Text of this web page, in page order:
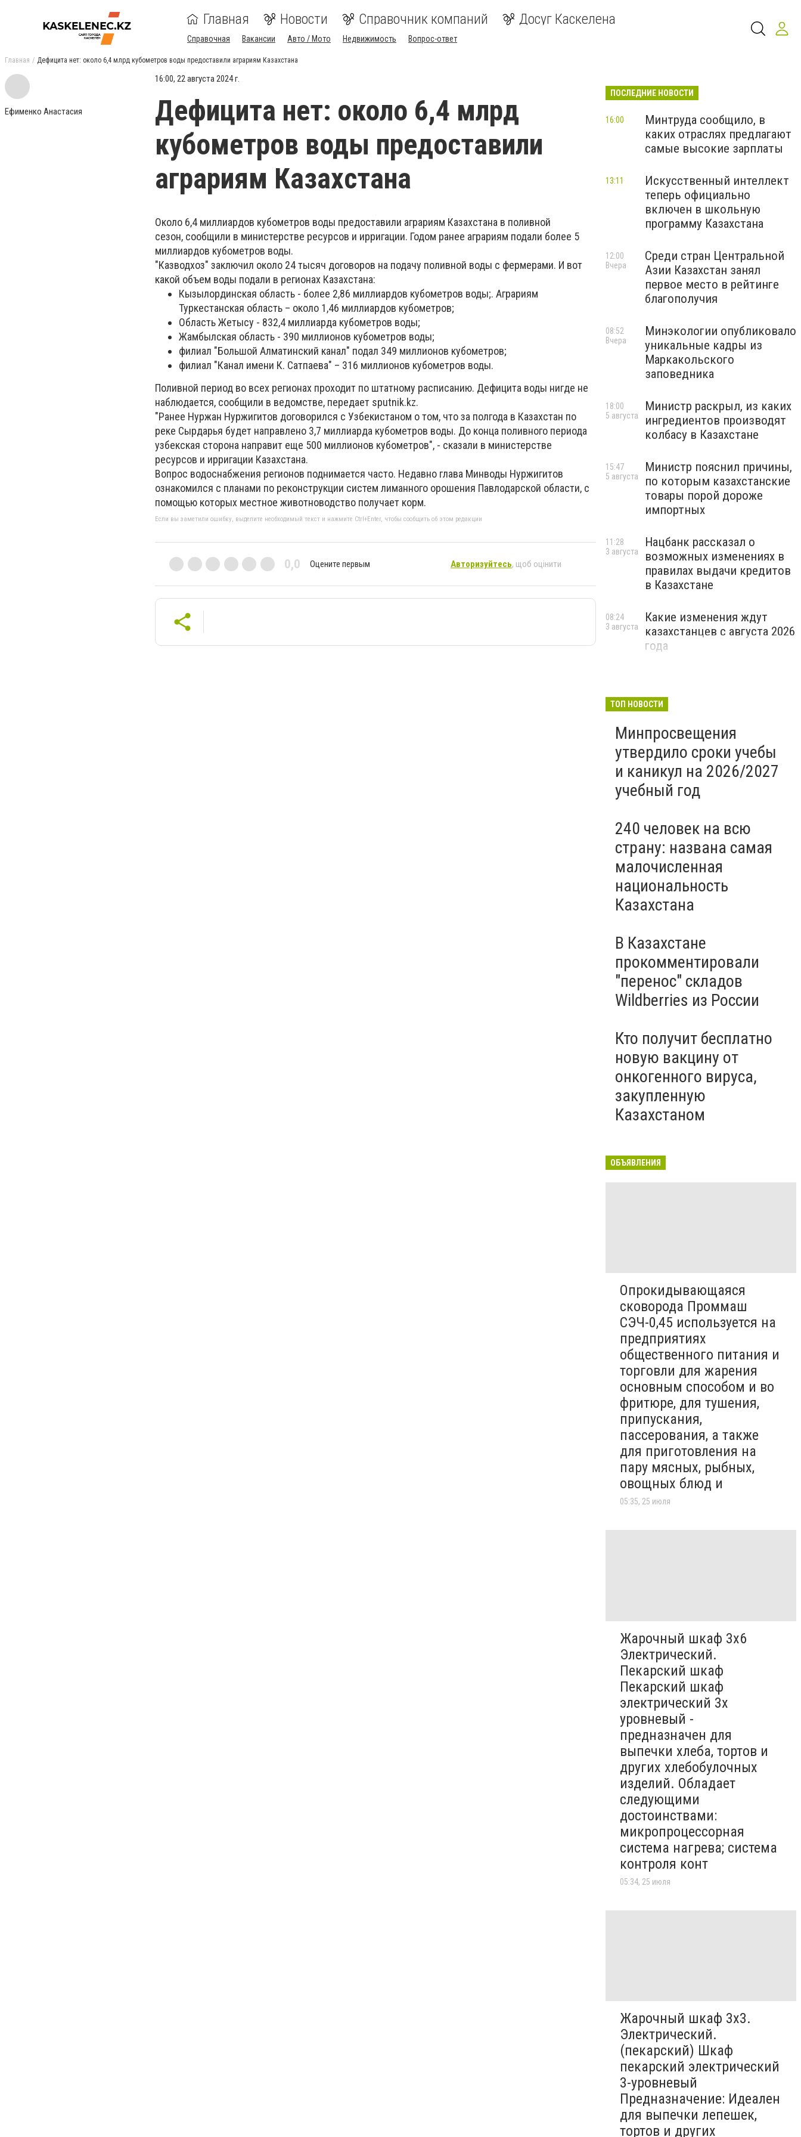
Главная Новости Справочник компаний Досуг Каскелена
Справочная Вакансии Авто / Мото Недвижимость Вопрос-ответ
Главная Дефицита нет: около 6,4 млрд кубометров воды предоставили аграриям Казахстана
Ефименко Анастасия
16:00, 22 августа 2024 г.
Дефицита нет: около 6,4 млрд
кубометров воды предоставили
аграриям Казахстана
Около 6,4 миллиардов кубометров воды предоставили аграриям Казахстана в поливной
сезон, сообщили в министерстве ресурсов и ирригации. Годом ранее аграриям подали более 5
миллиардов кубометров воды.
"Казводхоз" заключил около 24 тысяч договоров на подачу поливной воды с фермерами. И вот
какой объем воды подали в регионах Казахстана:
Кызылординская область - более 2,86 миллиардов кубометров воды;. Аграриям
Туркестанская область – около 1,46 миллиардов кубометров;
Область Жетысу - 832,4 миллиарда кубометров воды;
Жамбылская область - 390 миллионов кубометров воды;
филиал "Большой Алматинский канал" подал 349 миллионов кубометров;
филиал "Канал имени К. Сатпаева" – 316 миллионов кубометров воды.
Поливной период во всех регионах проходит по штатному расписанию. Дефицита воды нигде не
наблюдается, сообщили в ведомстве, передает sputnik.kz.
"Ранее Нуржан Нуржигитов договорился с Узбекистаном о том, что за полгода в Казахстан по
реке Сырдарья будет направлено 3,7 миллиарда кубометров воды. До конца поливного периода
узбекская сторона направит еще 500 миллионов кубометров", - сказали в министерстве
ресурсов и ирригации Казахстана.
Вопрос водоснабжения регионов поднимается часто. Недавно глава Минводы Нуржигитов
ознакомился с планами по реконструкции систем лиманного орошения Павлодарской области, с
помощью которых местное животноводство получает корм.
Если вы заметили ошибку, выделите необходимый текст и нажмите Ctrl+Enter, чтобы сообщить об этом редакции
0,0 Оцените первым Авторизуйтесь, щоб оцінити
ПОСЛЕДНИЕ НОВОСТИ
Минтруда сообщило, в
каких отраслях предлагают
самые высокие зарплаты
16:00
Искусственный интеллект
теперь официально
включен в школьную
программу Казахстана
13:11
Среди стран Центральной
Азии Казахстан занял
первое место в рейтинге
благополучия
12:00
Вчера
Минэкологии опубликовало
уникальные кадры из
Маркакольского
заповедника
08:52
Вчера
Министр раскрыл, из каких
ингредиентов производят
колбасу в Казахстане
18:00
5 августа
Министр пояснил причины,
по которым казахстанские
товары порой дороже
импортных
15:47
5 августа
Нацбанк рассказал о
возможных изменениях в
правилах выдачи кредитов
в Казахстане
11:28
3 августа
Какие изменения ждут
казахстанцев с августа 2026
года
08:24
3 августа
ТОП НОВОСТИ
Минпросвещения
утвердило сроки учебы
и каникул на 2026/2027
учебный год
240 человек на всю
страну: названа самая
малочисленная
национальность
Казахстана
В Казахстане
прокомментировали
"перенос" складов
Wildberries из России
Кто получит бесплатно
новую вакцину от
онкогенного вируса,
закупленную
Казахстаном
ОБЪЯВЛЕНИЯ
Опрокидывающаяся
сковорода Проммаш
СЭЧ-0,45 используется на
предприятиях
общественного питания и
торговли для жарения
основным способом и во
фритюре, для тушения,
припускания,
пассерования, а также
для приготовления на
пару мясных, рыбных,
овощных блюд и
05:35, 25 июля
Жарочный шкаф 3х6
Электрический.
Пекарский шкаф
Пекарский шкаф
электрический 3х
уровневый -
предназначен для
выпечки хлеба, тортов и
других хлебобулочных
изделий. Обладает
следующими
достоинствами:
микропроцессорная
система нагрева; система
контроля конт
05:34, 25 июля
Жарочный шкаф 3х3.
Электрический.
(пекарский) Шкаф
пекарский электрический
3-уровневый
Предназначение: Идеален
для выпечки лепешек,
тортов и других